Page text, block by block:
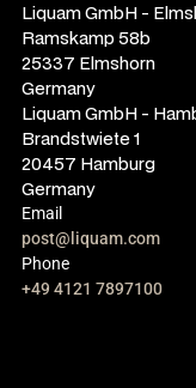
Liquam GmbH -
Ramskamp 58b
25337 Elmshorn
Germany
Liquam GmbH -
Brandstwiete 1
20457 Hamburg
Germany
Email
post@liquam.com
Phone
+49 4121 7897100